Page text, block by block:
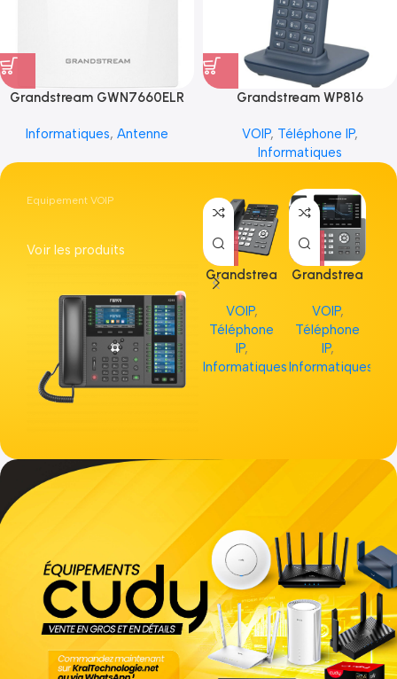
Grandstream GWN7660ELR
Informatiques, Antenne
Grandstream WP816
VOIP, Téléphone IP,
Informatiques
Equipement VOIP
Voir les produits
Grandstrea
m GRP2613
VOIP,
Téléphone
IP,
Informatiques
Grandstrea
VOIP,
Téléphone
IP,
Informatiques